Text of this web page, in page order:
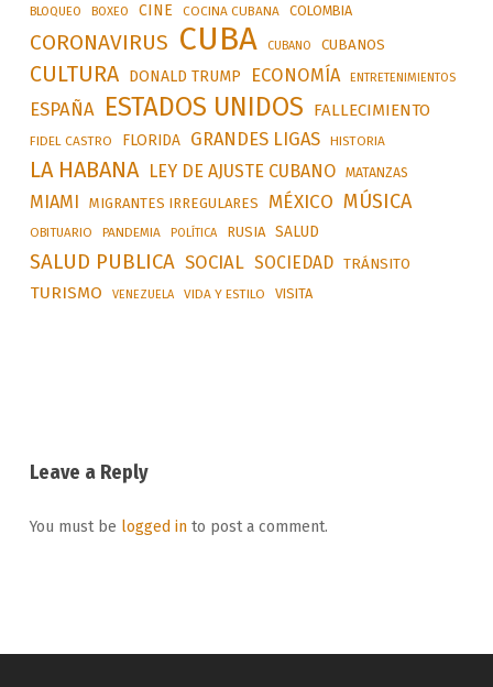
BLOQUEO BOXEO CINE COCINA CUBANA COLOMBIA
CORONAVIRUS CUBA CUBANO CUBANOS
CULTURA DONALD TRUMP ECONOMÍA ENTRETENIMIENTOS
ESPAÑA ESTADOS UNIDOS FALLECIMIENTO
FIDEL CASTRO FLORIDA GRANDES LIGAS HISTORIA
LA HABANA LEY DE AJUSTE CUBANO MATANZAS
MIAMI MIGRANTES IRREGULARES MÉXICO MÚSICA
OBITUARIO PANDEMIA POLÍTICA RUSIA SALUD
SALUD PUBLICA SOCIAL SOCIEDAD TRÁNSITO
TURISMO VENEZUELA VIDA Y ESTILO VISITA
Leave a Reply
You must be logged into post a comment.